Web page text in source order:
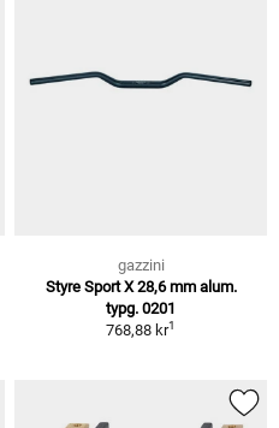
gazzini
Styre Sport X 28,6 mm alum.
typg. 0201
768,88 kr1